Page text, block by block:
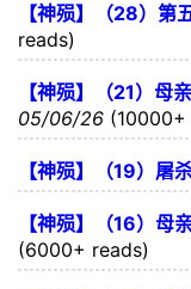
【神殒】（28）第
reads)
【神殒】（21）母
05/06/26 (10000+
【神殒】（19）屠
【神殒】（16）母
(6000+ reads)